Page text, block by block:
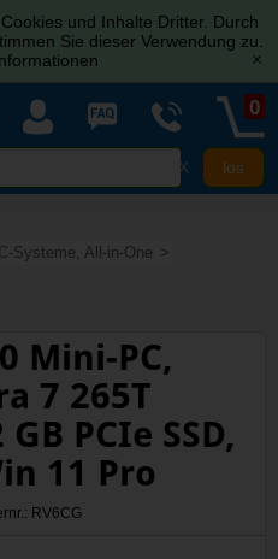
und Inhalte Dritter. Durch
Sie dieser Verwendung zu.
[x]
X
0
Systeme, All-in-One
Mini-PC,
7 265T
PCIe SSD,
11 Pro
RV6CG